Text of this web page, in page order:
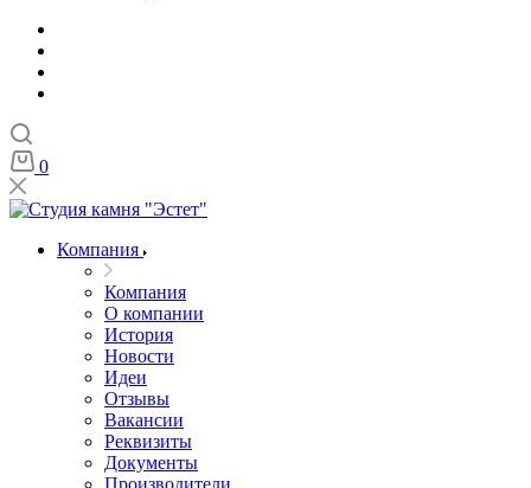
0
Компания
Компания
О компании
История
Новости
Идеи
Отзывы
Вакансии
Реквизиты
Документы
Производители